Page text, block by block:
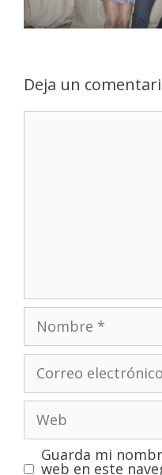
Deja un
Guarda mi
web en este